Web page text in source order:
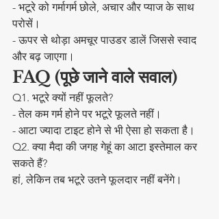
- भटूरे को गर्मागर्म छोले, अचार और प्याज के साथ
परोसें।
- ऊपर से थोड़ा अमचूर पाउडर डालें जिससे स्वाद
और बढ़ जाएगा।
FAQ (पूछे जाने वाले सवाल)
Q1. भटूरे क्यों नहीं फूलते?
- तेल कम गर्म होने पर भटूरे फूलते नहीं।
- आटा ज्यादा टाइट होने से भी ऐसा हो सकता है।
Q2. क्या मैदा की जगह गेहूं का आटा इस्तेमाल कर
सकते हैं?
हां, लेकिन तब भटूरे उतने फूलदार नहीं बनेंगे।